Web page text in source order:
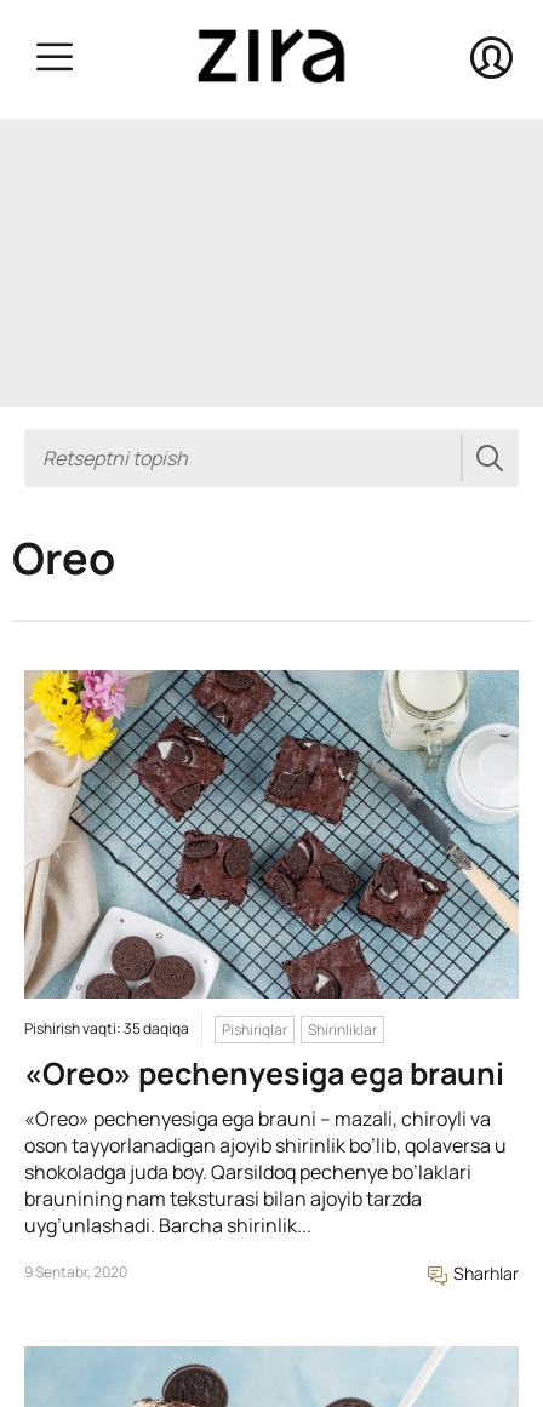
Oreo
Pishirish vaqti: 35 daqiqa Pishiriqlar Shirinliklar
«Oreo» pechenyesiga ega brauni
«Oreo» pechenyesiga ega brauni – mazali, chiroyli va
oson tayyorlanadigan ajoyib shirinlik bo’lib, qolaversa u
shokoladga juda boy. Qarsildoq pechenye bo’laklari
braunining nam teksturasi bilan ajoyib tarzda
uyg’unlashadi. Barcha shirinlik...
9 Sentabr, 2020 Sharhlar